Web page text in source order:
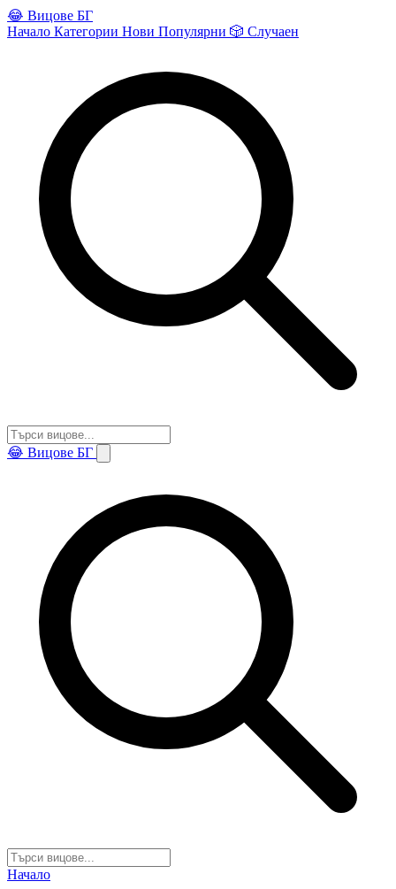
😂 Вицове БГ
Начало Категории Нови Популярни 🎲 Случаен
😂 Вицове БГ
Начало